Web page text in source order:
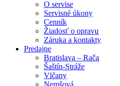
O servise
Servisné úkony
Cenník
Žiadosť o opravu
Záruka a kontakty
Predajne
Bratislava – Rača
Šaštín-Stráže
Vlčany
Nemšová